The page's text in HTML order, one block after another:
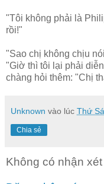
"Tôi không phải là
rồi!"
"Sao chị không chịu
"Giờ thì tôi lại phải
chàng hỏi thêm: "Chị
Unknown vào lúc Thứ
Chia sẻ
Không có nhận